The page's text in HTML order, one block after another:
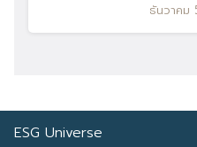
ธันวาคม
ESG Universe